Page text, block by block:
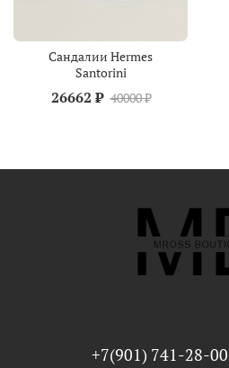
Сандалии Hermes
Santorini
26662 ₽ 40000 ₽
+7(901) 741-28-00